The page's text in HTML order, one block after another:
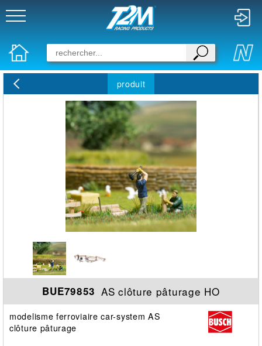
produit
BUE79853 AS clôture pâturage HO
modelisme ferroviaire car-system AS
clôture pâturage